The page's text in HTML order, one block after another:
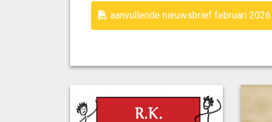
aanvullende nieuwsbrief februari 2026